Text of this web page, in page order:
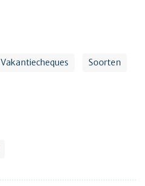
Vakantiecheques Soorten